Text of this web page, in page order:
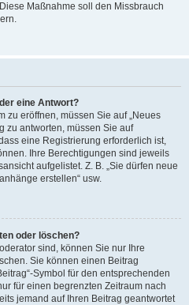
Maßnahme soll den Missbrauch
eine Antwort?
zu eröffnen, müssen Sie auf „Neues
zu antworten, müssen Sie auf
eine Registrierung erforderlich ist,
Ihre Berechtigungen sind jeweils
aufgelistet. Z. B. „Sie dürfen neue
erstellen“ usw.
oder löschen?
sind, können Sie nur Ihre
Sie können einen Beitrag
Symbol für den entsprechenden
für einen begrenzten Zeitraum nach
jemand auf Ihren Beitrag geantwortet